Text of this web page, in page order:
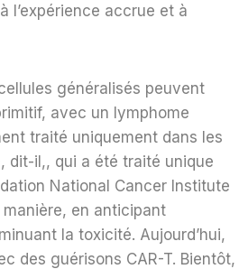
l’expérience accrue et à
généralisés peuvent
avec un lymphome
traité uniquement dans les
dit-il,, qui a été traité unique
National Cancer Institute
en anticipant
la toxicité. Aujourd’hui,
des guérisons CAR-T. Bientôt,